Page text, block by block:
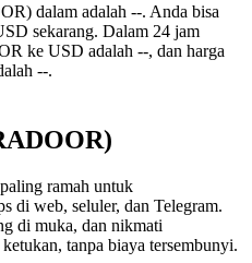
dalam adalah --. Anda bisa
sekarang. Dalam 24 jam
ke USD adalah --, dan harga
--.
ramah untuk
di web, seluler, dan Telegram.
di muka, dan nikmati
tanpa biaya tersembunyi.